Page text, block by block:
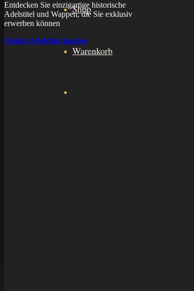
Shop
Warenkorb
Entdecken Sie einzigartige historische
Adelstitel und Wappen, die Sie exklusiv
erwerben können
Unikat Adelstitel kaufen